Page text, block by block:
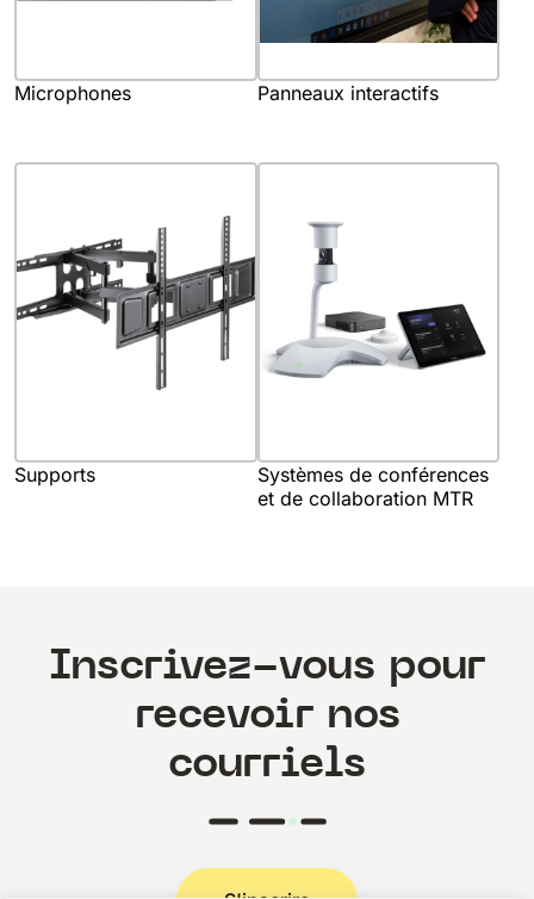
Microphones Panneaux interactifs
Supports
Systèmes de conférences
et de collaboration MTR
Inscrivez-vous pour
recevoir nos
courriels